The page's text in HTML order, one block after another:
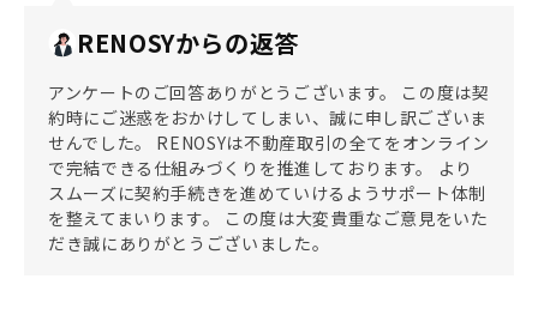
RENOSYからの返答
アンケートのご回答ありがとうございます。 この度は契
約時にご迷惑をおかけしてしまい、誠に申し訳ございま
せんでした。 RENOSYは不動産取引の全てをオンライン
で完結できる仕組みづくりを推進しております。 より
スムーズに契約手続きを進めていけるようサポート体制
を整えてまいります。 この度は大変貴重なご意見をいた
だき誠にありがとうございました。